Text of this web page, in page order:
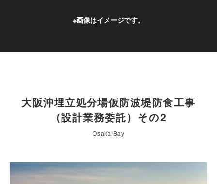
※画像はイメージです。
大阪沖埋立処分場仮防波堤防食工事
（設計業務委託）その2
Osaka Bay